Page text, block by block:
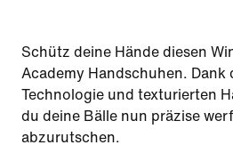
Schütz deine Hände diesen
Academy Handschuhen. Dank
Technologie und texturierten
du deine Bälle nun präzise
abzurutschen.